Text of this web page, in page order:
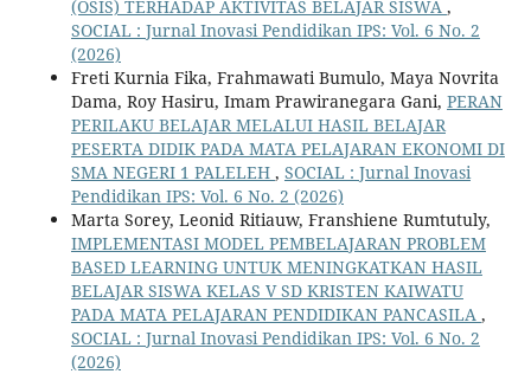
(OSIS) TERHADAP AKTIVITAS BELAJAR SISWA ,
SOCIAL : Jurnal Inovasi Pendidikan IPS: Vol. 6 No. 2
(2026)
Freti Kurnia Fika, Frahmawati Bumulo, Maya Novrita
Dama, Roy Hasiru, Imam Prawiranegara Gani, PERAN
PERILAKU BELAJAR MELALUI HASIL BELAJAR
PESERTA DIDIK PADA MATA PELAJARAN EKONOMI DI
SMA NEGERI 1 PALELEH , SOCIAL : Jurnal Inovasi
Pendidikan IPS: Vol. 6 No. 2 (2026)
Marta Sorey, Leonid Ritiauw, Franshiene Rumtutuly,
IMPLEMENTASI MODEL PEMBELAJARAN PROBLEM
BASED LEARNING UNTUK MENINGKATKAN HASIL
BELAJAR SISWA KELAS V SD KRISTEN KAIWATU
PADA MATA PELAJARAN PENDIDIKAN PANCASILA ,
SOCIAL : Jurnal Inovasi Pendidikan IPS: Vol. 6 No. 2
(2026)